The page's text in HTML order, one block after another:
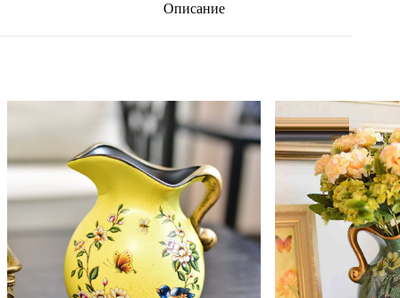
Описание